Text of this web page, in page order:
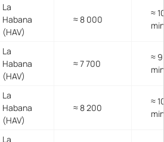
La
Habana
(HAV)
≈ 8 000
≈
min
La
Habana
(HAV)
≈ 7 700
≈
min
La
Habana
(HAV)
≈ 8 200
≈
min
La